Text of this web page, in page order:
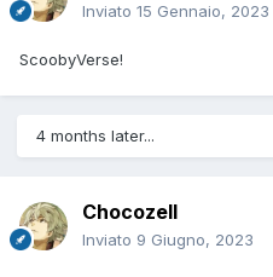
Inviato 15 Gennaio, 2023
ScoobyVerse!
4 months later...
Chocozell
Inviato 9 Giugno, 2023